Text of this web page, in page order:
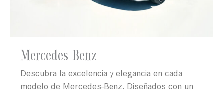
Mercedes-Benz
Descubra la excelencia y elegancia en cada
modelo de Mercedes-Benz. Diseñados con un